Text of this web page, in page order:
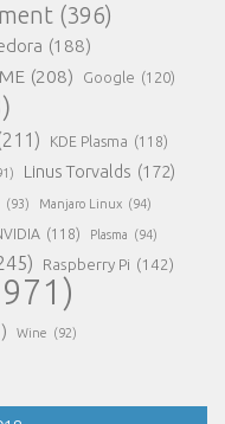
(396)
(188)
(208) Google (120)
KDE Plasma (118)
Linus Torvalds (172)
(93) Manjaro Linux (94)
(118) Plasma (94)
Raspberry Pi (142)
Wine (92)